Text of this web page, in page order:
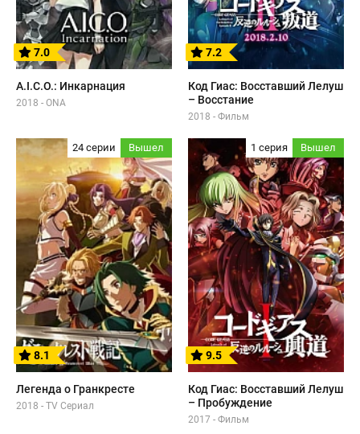
7.0
A.I.C.O.: Инкарнация
2018 - ONA
7.2
Код Гиас: Восставший Лелуш
– Восстание
2018 - Фильм
24 серии Вышел
8.1
Легенда о Гранкресте
2018 - TV Сериал
1 серия Вышел
9.5
Код Гиас: Восставший Лелуш
– Пробуждение
2017 - Фильм